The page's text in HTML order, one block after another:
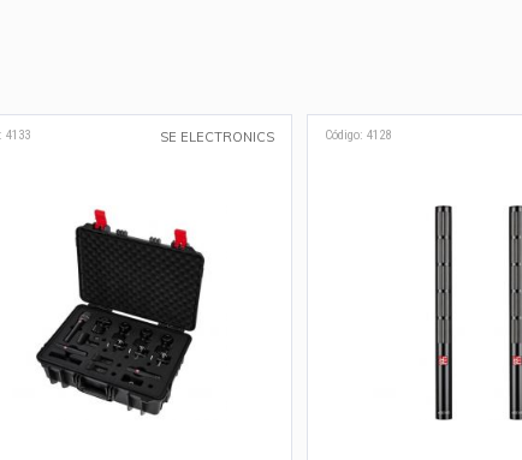
4133 SE ELECTRONICS Código: 4128